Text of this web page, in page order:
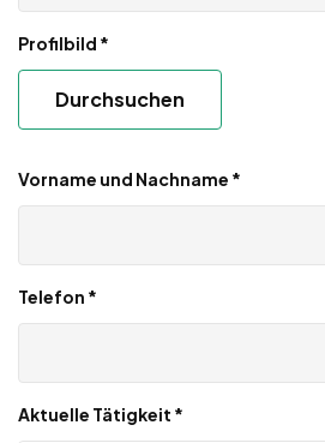
Profilbild *
Durchsuchen
Vorname und Nachname *
Telefon *
Aktuelle Tätigkeit *